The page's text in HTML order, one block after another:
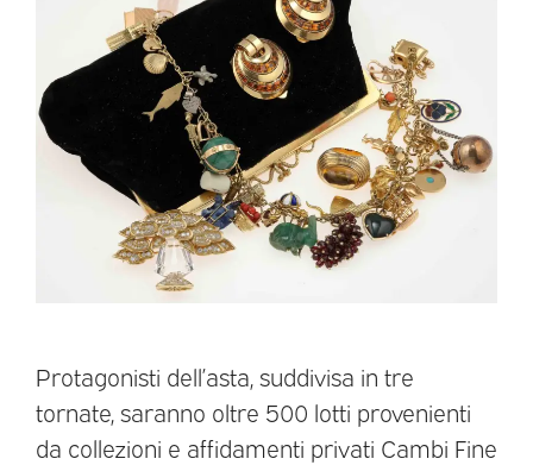
Protagonisti dell’asta, suddivisa in tre
tornate, saranno oltre 500 lotti provenienti
da collezioni e affidamenti privati Cambi Fine